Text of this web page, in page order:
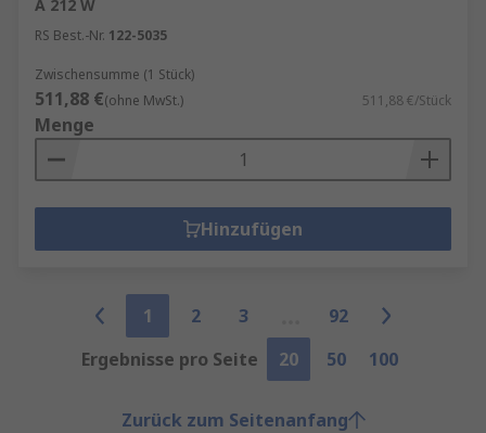
A 212 W
RS Best.-Nr. 122-5035
Zwischensumme (1 Stück)
511,88 €(ohne MwSt.) 511,88 €/Stück
Menge
Hinzufügen
1 2 3
92
Ergebnisse pro Seite
20 50 100
Zurück zum Seitenanfang